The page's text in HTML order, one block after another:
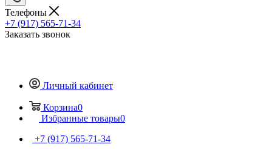
Телефоны
+7 (917) 565-71-34
Заказать звонок
Личный кабинет
Корзина0
Избранные товары0
+7 (917) 565-71-34